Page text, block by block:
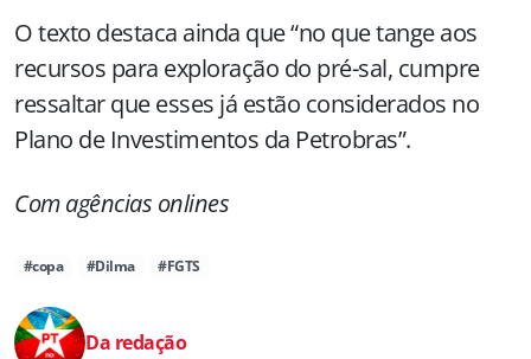
O texto destaca ainda que “no que tange aos
recursos para exploração do pré-sal, cumpre
ressaltar que esses já estão considerados no
Plano de Investimentos da Petrobras”.
Com agências onlines
#copa #Dilma #FGTS
Da redação